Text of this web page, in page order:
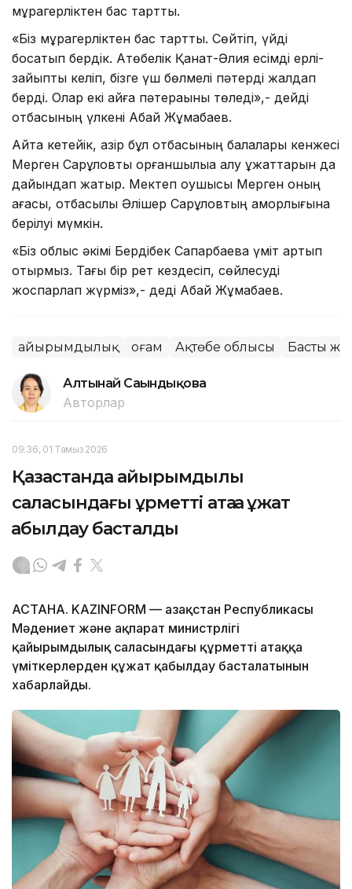
мұрагерліктен бас тартты.
«Біз мұрагерліктен бас тарттық. Сөйтіп, үйді
босатып бердік. Ақтөбелік Қанат-Әлия есімді ерлі-
зайыпты келіп, бізге үш бөлмелі пәтерді жалдап
берді. Олар екі айға пәтерақыны төледі»,- дейді
отбасының үлкені Абай Жұмабаев.
Айта кетейік, қазір бұл отбасының балалары кенжесі
Мерген Сарқұловты қорғаншылыққа алу құжаттарын да
дайындап жатыр. Мектеп оқушысы Мерген оның
ағасы, отбасылы Әлішер Сарқұловтың қамқорлығына
берілуі мүмкін.
«Біз облыс әкімі Бердібек Сапарбаевқа үміт артып
отырмыз. Тағы бір рет кездесіп, сөйлесуді
жоспарлап жүрміз»,- деді Абай Жұмабаев.
Қайырымдылық Қоғам Ақтөбе облысы Басты
Алтынай Сағындықова
Авторлар
09:36, 01 Тамыз 2026
Қазақстанда қайырымдылық
саласындағы құрметті атаққа құжат
қабылдау басталды
АСТАНА. KAZINFORM — Қазақстан Республикасы
Мәдениет және ақпарат министрлігі
қайырымдылық саласындағы құрметті атаққа
үміткерлерден құжат қабылдау басталатынын
хабарлайды.